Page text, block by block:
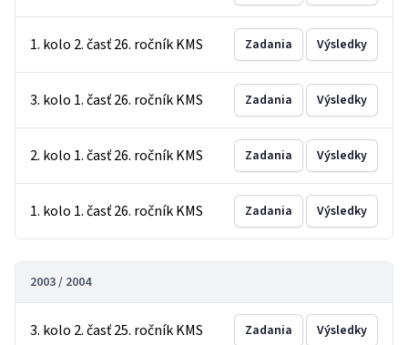
1. kolo 2. časť 26. ročník KMS Zadania Výsledky
3. kolo 1. časť 26. ročník KMS Zadania Výsledky
2. kolo 1. časť 26. ročník KMS Zadania Výsledky
1. kolo 1. časť 26. ročník KMS Zadania Výsledky
2003 / 2004
3. kolo 2. časť 25. ročník KMS Zadania Výsledky